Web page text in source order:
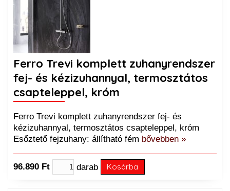
Ferro Trevi komplett zuhanyrendszer
fej- és kézizuhannyal, termosztátos
csapteleppel, króm
Ferro Trevi komplett zuhanyrendszer fej- és
kézizuhannyal, termosztátos csapteleppel, króm
Esőztető fejzuhany: állítható fém bővebben »
96.890 Ft darab Kosárba